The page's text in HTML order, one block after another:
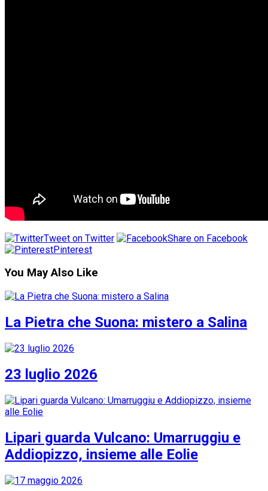
Tweet on Twitter
Share on Facebook
Pinterest
You May Also Like
La Pietra che Suona: mistero a Salina
23 luglio 2026
Lipari guarda Vulcano: Umarruggiu e
Addiopizzo, insieme alle Eolie